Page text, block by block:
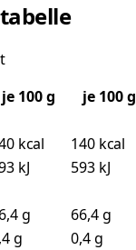
je 100g
je 100 g
kcal
140 kcal
kJ
593 kJ
g
66,4 g
g
0,4 g